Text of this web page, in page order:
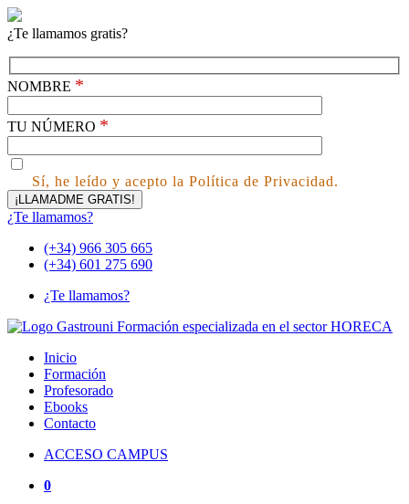
¿Te llamamos gratis?
NOMBRE *
TU NÚMERO *
Sí, he leído y acepto la Política de Privacidad.
¿Te llamamos?
(+34) 966 305 665
(+34) 601 275 690
¿Te llamamos?
Inicio
Formación
Profesorado
Ebooks
Contacto
ACCESO CAMPUS
0